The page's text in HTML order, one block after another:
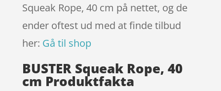
Squeak Rope, 40 cm på nettet, og de
ender oftest ud med at finde tilbud
her: Gå til shop
BUSTER Squeak Rope, 40
cm Produktfakta